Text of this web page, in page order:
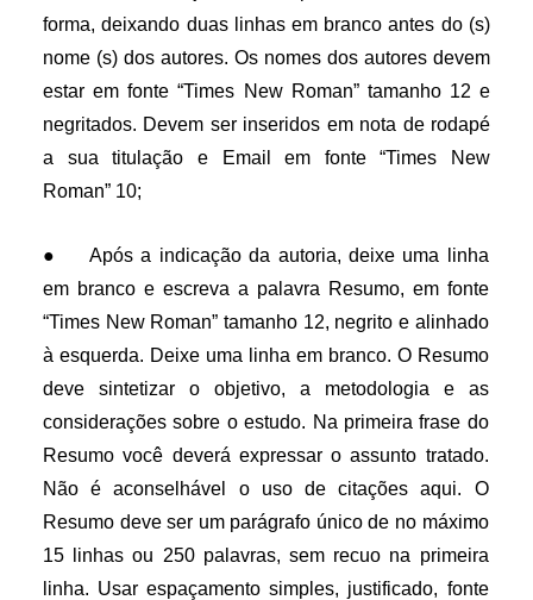
forma, deixando duas linhas em branco antes do (s)
nome (s) dos autores. Os nomes dos autores devem
estar em fonte “Times New Roman” tamanho 12 e
negritados. Devem ser inseridos em nota de rodapé
a sua titulação e Email em fonte “Times New
Roman” 10;
●
Após a indicação da autoria, deixe uma linha
em branco e escreva a palavra Resumo, em fonte
“Times New Roman” tamanho 12, negrito e alinhado
à esquerda. Deixe uma linha em branco. O Resumo
deve sintetizar o objetivo, a metodologia e as
considerações sobre o estudo. Na primeira frase do
Resumo você deverá expressar o assunto tratado.
Não é aconselhável o uso de citações aqui. O
Resumo deve ser um parágrafo único de no máximo
15 linhas ou 250 palavras, sem recuo na primeira
linha. Usar espaçamento simples, justificado, fonte